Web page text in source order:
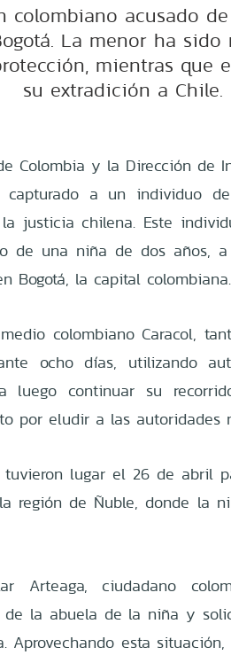
colombiano acusado
La menor ha sido
mientras que
su extradición a Chile.
Colombia y la Dirección de
capturado a un individuo
justicia chilena. Este
de una niña de dos años,
Bogotá, la capital colombiana.
colombiano Caracol,
ocho días, utilizando
luego continuar su
por eludir a las autoridades
tuvieron lugar el 26 de abril
región de Ñuble, donde la
Arteaga, ciudadano
de la abuela de la niña y
Aprovechando esta